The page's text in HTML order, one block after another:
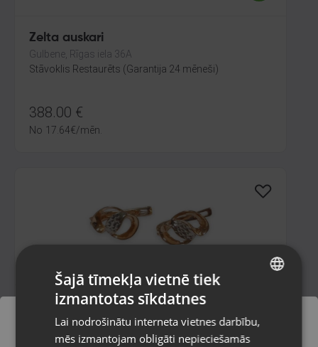
Zelta auskari
Gulbene, Rīgas iela 36A
Stāvoklis Restaurēts (Garantija 24 mēneši)
388.00 €
No 17.64€/mēn.
Zelta auskari
Rīga, Jūrmalas gatve 30
Stāvoklis Restaurēts (Garantija 24 mēneši)
RUSSIAN
Šajā tīmekļa vietnē tiek
izmantotas sīkdatnes
Lai nodrošinātu interneta vietnes darbību,
mēs izmantojam obligāti nepieciešamās